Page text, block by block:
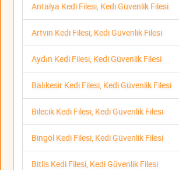
Antalya Kedi Filesi, Kedi Güvenlik Filesi
Artvin Kedi Filesi, Kedi Güvenlik Filesi
Aydın Kedi Filesi, Kedi Güvenlik Filesi
Balıkesir Kedi Filesi, Kedi Güvenlik Filesi
Bilecik Kedi Filesi, Kedi Güvenlik Filesi
Bingöl Kedi Filesi, Kedi Güvenlik Filesi
Bitlis Kedi Filesi, Kedi Güvenlik Filesi